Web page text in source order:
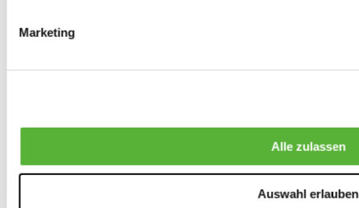
Marketing
Alle zulassen
Auswahl erlauben
0
0Produkte verfügbar
0Produkte verfügbar
Big Brake Satz